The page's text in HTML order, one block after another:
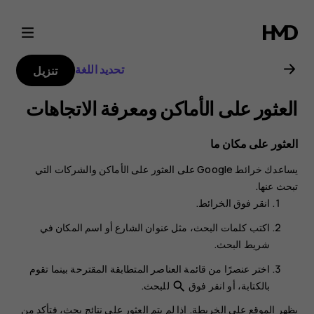
دليل
مستخدم
هاتف
Nokia
8.1
تحديد اللغة تنزيل
العثور على الأماكن ومعرفة الاتجاهات
العثور على مكان ما
يساعدك خرائط Google
على العثور على الأماكن والشركات التي
تبحث عنها.
انقر فوق الخرائط.
اكتب كلمات البحث، مثل عنوان الشارع أو اسم المكان في
شريط البحث.
اختر عنصرًا من قائمة العناصر المتطابقة المقترحة بينما تقوم
بالكتابة، أو انقر فوق search للبحث.
يظهر الموقع على الخريطة. إذا لم يتم العثور على نتائج بحث، فتأكد من